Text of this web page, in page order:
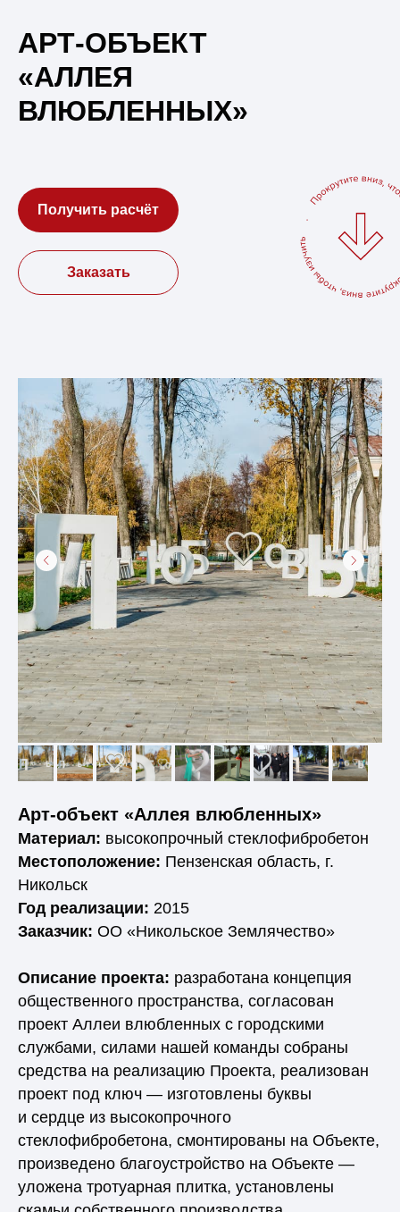
АРТ-ОБЪЕКТ
«АЛЛЕЯ
ВЛЮБЛЕННЫХ»
Заказать
Получить расчёт
Арт-объект «Аллея влюбленных»
Материал: высокопрочный стеклофибробетон
Местоположение: Пензенская область, г.
Никольск
Год реализации: 2015
Заказчик: ОО «Никольское Землячество»
Описание проекта: разработана концепция
общественного пространства, согласован
проект Аллеи влюбленных с городскими
службами, силами нашей команды собраны
средства на реализацию Проекта, реализован
проект под ключ — изготовлены буквы
и сердце из высокопрочного
стеклофибробетона, смонтированы на Объекте,
произведено благоустройство на Объекте —
уложена тротуарная плитка, установлены